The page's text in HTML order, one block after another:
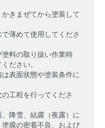
きまぜてから塗装して
薄めて使用してくださ
料の取り扱い作業時
ださい。
表面状態や塗装条件に
工程を行ってくださ
降雪、結露（夜露）に
膜の密着不良、および